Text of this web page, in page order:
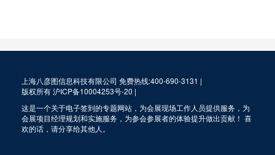
上海八彦图信息科技有限公司 免费热线:400-690-3131 |
版权所有沪ICP备10004253号-20 |
这是一个关于电子签到的专题网站，为会展现场工作人员提供服务，为
会展项目经理规划和实施服务，为参会参展者的体验提升做出贡献！ 喜
欢的话，请分享给其他人。